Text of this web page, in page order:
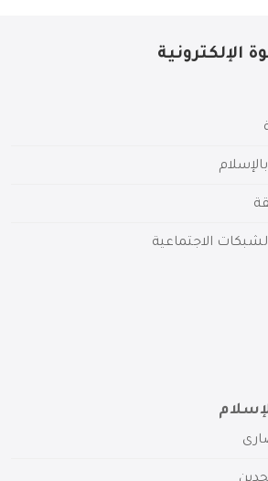
الإلكترونية
الاجتماعية